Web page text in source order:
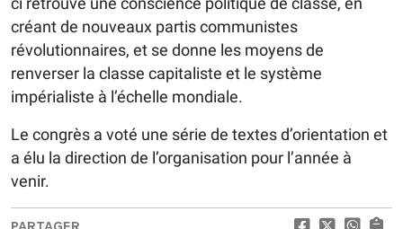
créant de nouveaux partis communistes
révolutionnaires, et se donne les moyens de
renverser la classe capitaliste et le système
impérialiste à l’échelle mondiale.
Le congrès a voté une série de textes d’orientation et
a élu la direction de l’organisation pour l’année à
venir.